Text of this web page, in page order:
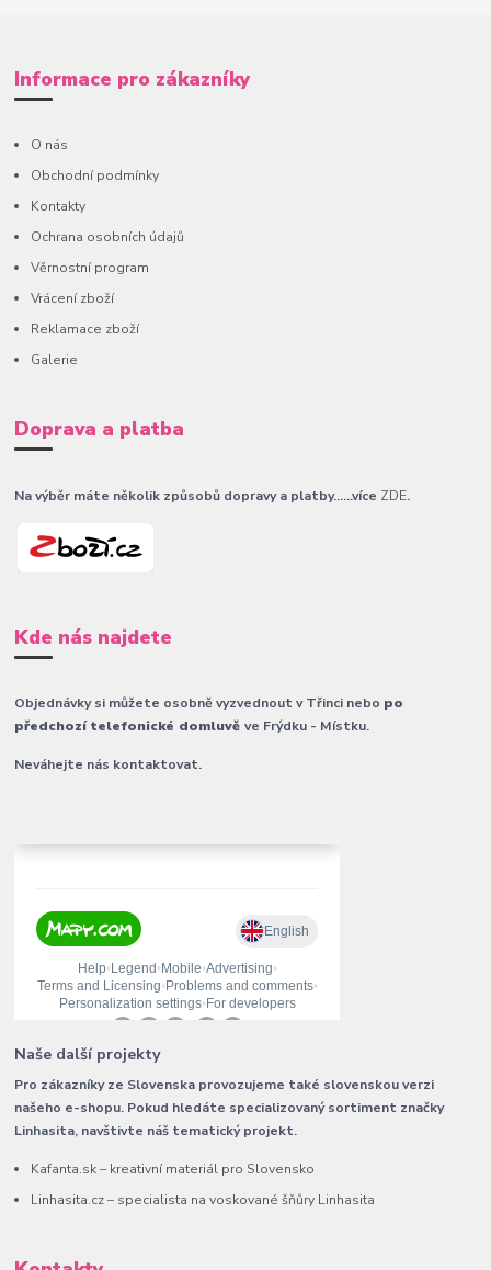
Informace pro zákazníky
O nás
Obchodní podmínky
Kontakty
Ochrana osobních údajů
Věrnostní program
Vrácení zboží
Reklamace zboží
Galerie
Doprava a platba
Na výběr máte několik způsobů dopravy a platby......více ZDE.
Kde nás najdete
Objednávky si můžete osobně vyzvednout v Třinci nebo po
předchozí telefonické domluvěve Frýdku - Místku.
Neváhejte nás kontaktovat.
Naše další projekty
Pro zákazníky ze Slovenska provozujeme také slovenskou verzi
našeho e-shopu. Pokud hledáte specializovaný sortiment značky
Linhasita, navštivte náš tematický projekt.
Kafanta.sk – kreativní materiál pro Slovensko
Linhasita.cz – specialista na voskované šňůry Linhasita